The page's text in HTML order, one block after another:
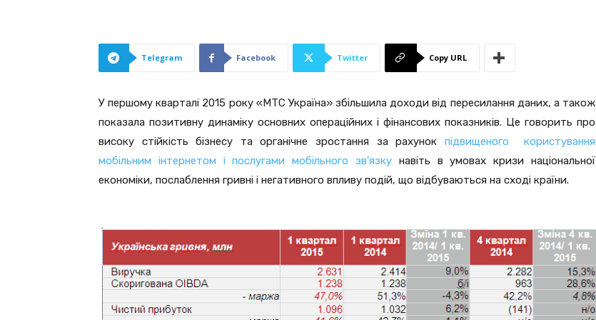
Telegram Facebook Twitter Copy URL
У першому кварталі 2015 року «МТС Україна» збільшила доходи від пересилання даних, а також
показала позитивну динаміку основних операційних і фінансових показників. Це говорить про
високу стійкість бізнесу та органічне зростання за рахунок підвищеного користування
мобільним інтернетом і послугами мобільного зв’язку навіть в умовах кризи національної
економіки, послаблення гривні і негативного впливу подій, що відбуваються на сході країни.